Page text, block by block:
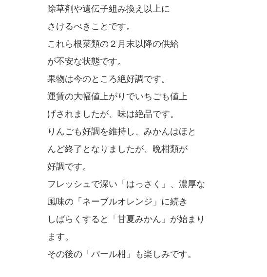
除草剤や遺伝子組み換え以上に
さけるべきことです。
これら根菜類の２月末以降の供給
が不安な状態です。
果物は今のところ絶好調です。
運賃の大幅値上がりでいちごも値上
げされましたが、味は絶品です。
りんごも好調を維持し、みかんはほと
んど終了となりましたが、晩柑類が
好調です。
フレッシュで深い「はっさく」、濃厚な
風味の「ネーブルオレンジ」に続き
しばらくすると「甘夏みかん」が始まり
ます。
その後の「パール柑」も楽しみです。